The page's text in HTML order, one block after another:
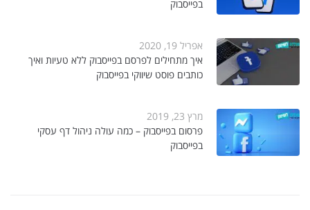
בפייסבוק
אפריל 19, 2020
איך מתחילים לפרסם בפייסבוק ללא טעיות ואיך
כותבים פוסט שיווקי בפייסבוק
מרץ 23, 2019
פרסום בפייסבוק – כמה עולה ניהול דף עסקי
בפייסבוק